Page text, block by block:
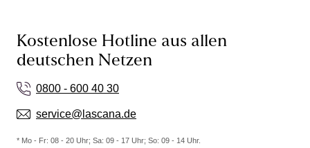
Kostenlose Hotline aus allen
deutschen Netzen
0800 - 600 40 30
service@lascana.de
* Mo - Fr: 08 - 20 Uhr; Sa: 09 - 17 Uhr; So: 09 - 14 Uhr.